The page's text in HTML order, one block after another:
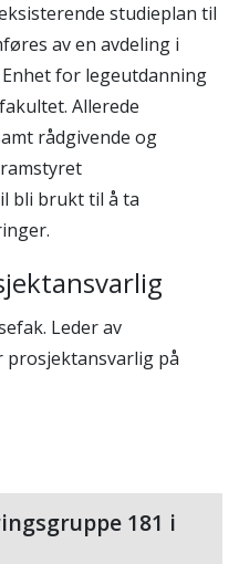
studieplan til
aven avdeling i
Enhet for legeutdanning
Allerede
rådgivende og
bli brukt til å ta
.
Leder av
prosjektansvarlig på
181 i